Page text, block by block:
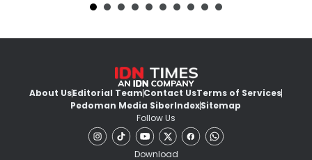
About UsEditorial TeamContact UsTerms of Services
Pedoman Media SiberIndexSitemap
Follow Us
Download